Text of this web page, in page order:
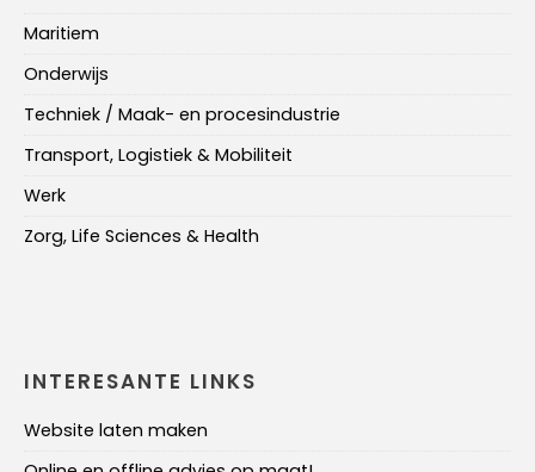
Maritiem
Onderwijs
Techniek / Maak- en procesindustrie
Transport, Logistiek & Mobiliteit
Werk
Zorg, Life Sciences & Health
INTERESANTE LINKS
Website laten maken